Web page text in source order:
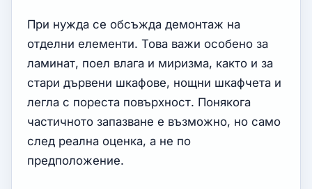
При нужда се обсъжда демонтаж на
отделни елементи. Това важи особено за
ламинат, поел влага и миризма, както и за
стари дървени шкафове, нощни шкафчета и
легла с пореста повърхност. Понякога
частичното запазване е възможно, но само
след реална оценка, а не по
предположение.